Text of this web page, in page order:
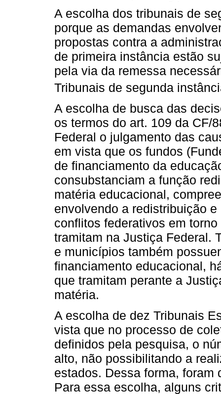
A escolha dos tribunais de
porque as demandas
propostas contra a
de primeira instância estão
pela via da remessa
Tribunais de segunda
A escolha de busca das
os termos do art. 109 da CF/
Federal o julgamento das
em vista que os fundos
de financiamento da
consubstanciam a função
matéria educacional,
envolvendo a redistribuição
conflitos federativos em
tramitam na Justiça Federal.
e municípios também
financiamento educacional,
que tramitam perante a
matéria.
A escolha de dez Tribunais
vista que no processo de
definidos pela pesquisa, o
alto, não possibilitando a
estados. Dessa forma,
Para essa escolha, alguns